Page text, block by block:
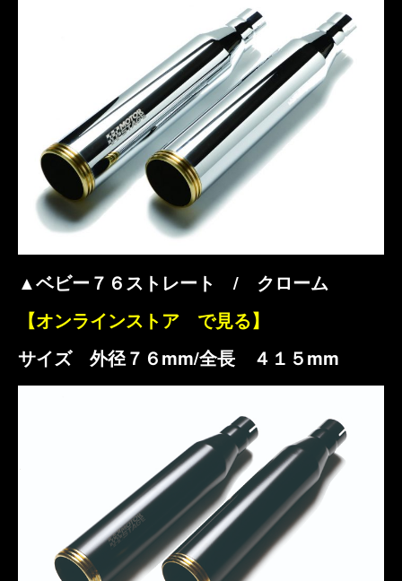
▲ベビー７６ストレート / クローム
【オンラインストア で見る】
サイズ 外径７６mm/全長 ４１５mm